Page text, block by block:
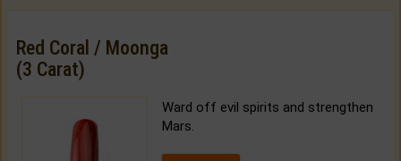
Red Coral / Moonga
(3 Carat)
Ward off evil spirits and strengthen
Mars.